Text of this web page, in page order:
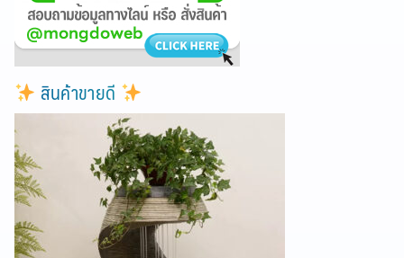
สินค้าขายดี